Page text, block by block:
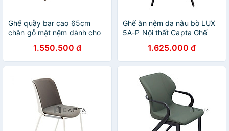
Ghế quầy bar cao 65cm
chân gỗ mặt nệm dành cho
1.550.500 đ
Ghế ăn nệm da nâu bò LUX
5A-P Nội thất Capta Ghế
PVC bóng màu nâu da bò có
chân sắt sơn tĩnh điện
1.625.000 đ